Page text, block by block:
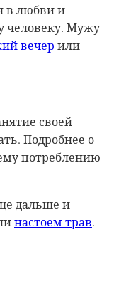
в любви и
человеку. Мужу
вечер или
своей
Подробнее о
потреблению
дальше и
настоем трав.